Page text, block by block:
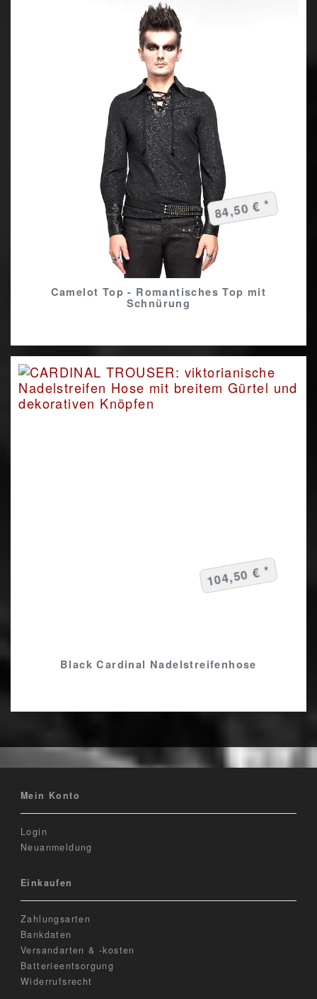
Camelot Top - Romantisches Top mit
Schnürung
84,50 € *
Black Cardinal Nadelstreifenhose
104,50 € *
Mein Konto
Login
Neuanmeldung
Einkaufen
Zahlungsarten
Bankdaten
Versandarten & -kosten
Batterieentsorgung
Widerrufsrecht